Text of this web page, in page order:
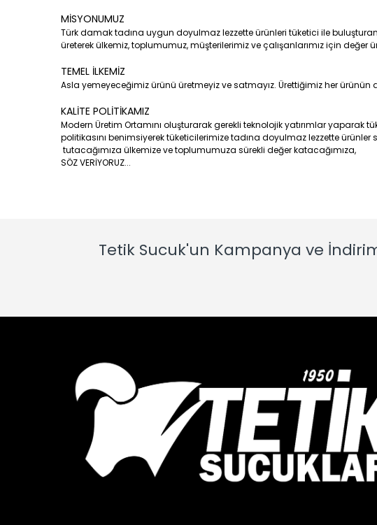
MİSYONUMUZ
Türk damak tadına uygun doyulmaz lezzette ürünleri tüketici ile buluşturan
üreterek ülkemiz, toplumumuz, müşterilerimiz ve çalışanlarımız için değer
TEMEL İLKEMİZ
Asla yemeyeceğimiz ürünü üretmeyiz ve satmayız. Ürettiğimiz her ürünün
KALİTE POLİTİKAMIZ
Modern Üretim Ortamını oluşturarak gerekli teknolojik yatırımlar yaparak
politikasını benimsiyerek tüketicilerimize tadına doyulmaz lezzette ürünler
tutacağımıza ülkemize ve toplumumuza sürekli değer katacağımıza,
SÖZ VERİYORUZ...
Tetik Sucuk'un Kampanya ve